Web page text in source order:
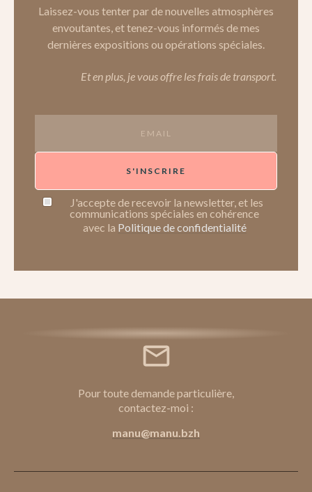
Laissez-vous tenter par de nouvelles atmosphères
envoutantes, et tenez-vous informés de mes
dernières expositions ou opérations spéciales.
Et en plus, je vous offre les frais de transport.
S'INSCRIRE
J'accepte de recevoir la newsletter, et les
communications spéciales en cohérence
avec la Politique de confidentialité
Pour toute demande particulière,
contactez-moi :
manu@manu.bzh